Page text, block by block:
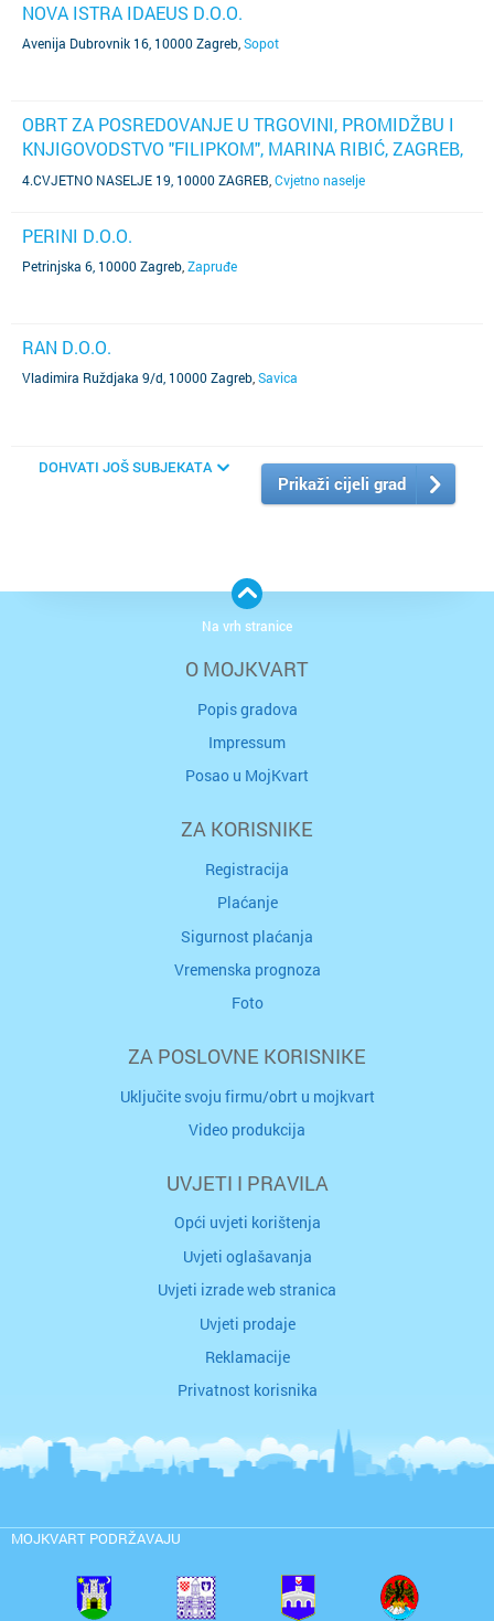
NOVA ISTRA IDAEUS D.O.O.
Avenija Dubrovnik 16, 10000 Zagreb Sopot
OBRT ZA POSREDOVANJE U TRGOVINI, PROMIDŽBU I
KNJIGOVODSTVO "FILIPKOM", MARINA RIBIĆ, ZAGREB,
4.CVJETNO NASELJE 19.
4.CVJETNO NASELJE 19, 10000 ZAGREB Cvjetno naselje
PERINI D.O.O.
Petrinjska 6, 10000 Zagreb Zapruđe
RAN D.O.O.
Vladimira Ruždjaka 9/d, 10000 Zagreb Savica
DOHVATI JOŠ SUBJEKATA
Prikaži cijeli grad
O MOJKVART
Popis gradova
Impressum
Posao u MojKvart
ZA KORISNIKE
Registracija
Plaćanje
Sigurnost plaćanja
Vremenska prognoza
Foto
ZA POSLOVNE KORISNIKE
Uključite svoju firmu/obrt u mojkvart
Video produkcija
UVJETI I PRAVILA
Opći uvjeti korištenja
Uvjeti oglašavanja
Uvjeti izrade web stranica
Uvjeti prodaje
Reklamacije
Privatnost korisnika
MOJKVART PODRŽAVAJU
Na vrh stranice